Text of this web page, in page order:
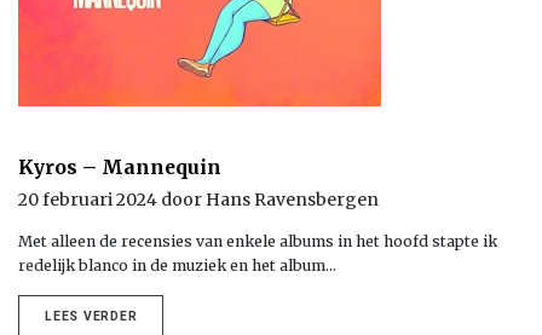
Kyros – Mannequin
20 februari 2024 door Hans Ravensbergen
Met alleen de recensies van enkele albums in het hoofd stapte ik
redelijk blanco in de muziek en het album…
LEES VERDER